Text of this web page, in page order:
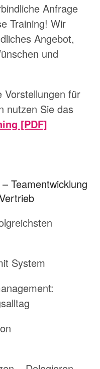
Anfrage
Training! Wir
Angebot,
und
Vorstellungen für
nutzen Sie das
[PDF]
Teamentwicklung
System